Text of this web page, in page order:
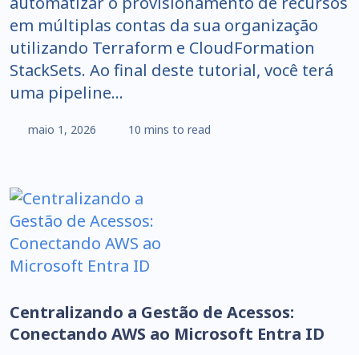
em múltiplas contas da sua organização
utilizando Terraform e CloudFormation
StackSets. Ao final deste tutorial, você terá
uma pipeline…
maio 1, 2026 10 mins to read
Centralizando a Gestão de Acessos:
Conectando AWS ao Microsoft Entra ID